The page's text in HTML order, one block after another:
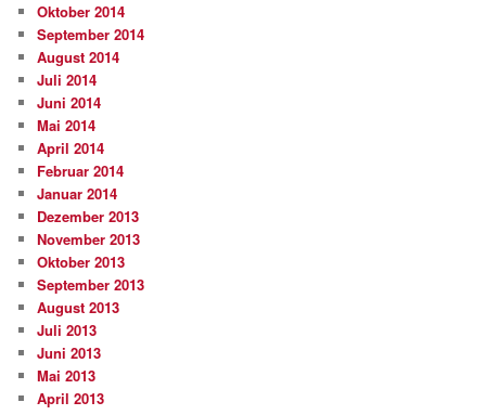
Oktober 2014
September 2014
August 2014
Juli 2014
Juni 2014
Mai 2014
April 2014
Februar 2014
Januar 2014
Dezember 2013
November 2013
Oktober 2013
September 2013
August 2013
Juli 2013
Juni 2013
Mai 2013
April 2013